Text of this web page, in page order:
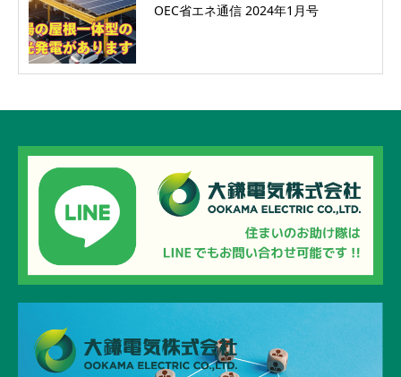
OEC省エネ通信 2024年1月号